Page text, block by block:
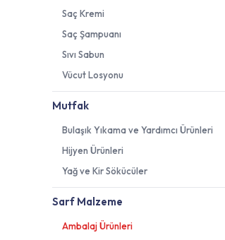
Saç Kremi
Saç Şampuanı
Sıvı Sabun
Vücut Losyonu
Mutfak
Bulaşık Yıkama ve Yardımcı Ürünleri
Hijyen Ürünleri
Yağ ve Kir Sökücüler
Sarf Malzeme
Ambalaj Ürünleri